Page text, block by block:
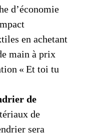
d’économie
en achetant
main à prix
« Et toi tu
de
de
sera